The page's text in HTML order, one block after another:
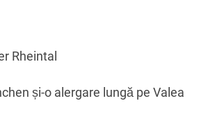
Rheintal
și-o alergare lungă pe Valea